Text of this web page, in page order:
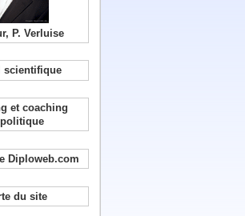
P. Verluise
scientifique
et coaching
Diploweb.com
du site